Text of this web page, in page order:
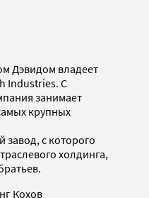
Дэвидом владеет
Industries. С
занимает
крупных
с которого
холдинга,
Кохов